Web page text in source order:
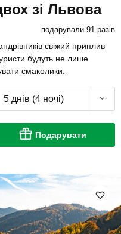
зі Львова
подарували 91 разів
свіжий приплив
будуть не лише
смаколики.
5 днів (4 ночі)
Подарувати